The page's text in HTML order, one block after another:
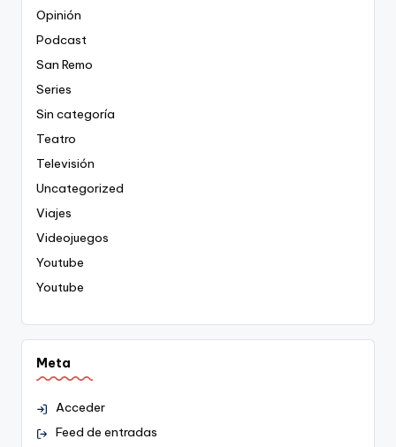
Opinión
Podcast
San Remo
Series
Sin categoría
Teatro
Televisión
Uncategorized
Viajes
Videojuegos
Youtube
Youtube
Meta
Acceder
Feed de entradas